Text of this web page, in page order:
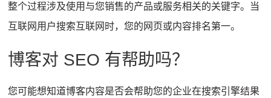
整个过程涉及使用与您销售的产品或服务相关的关键字。 当
互联网用户搜索互联网时，您的网页或内容排名第一。
博客对 SEO 有帮助吗？
您可能想知道博客内容是否会帮助您的企业在搜索引擎结果